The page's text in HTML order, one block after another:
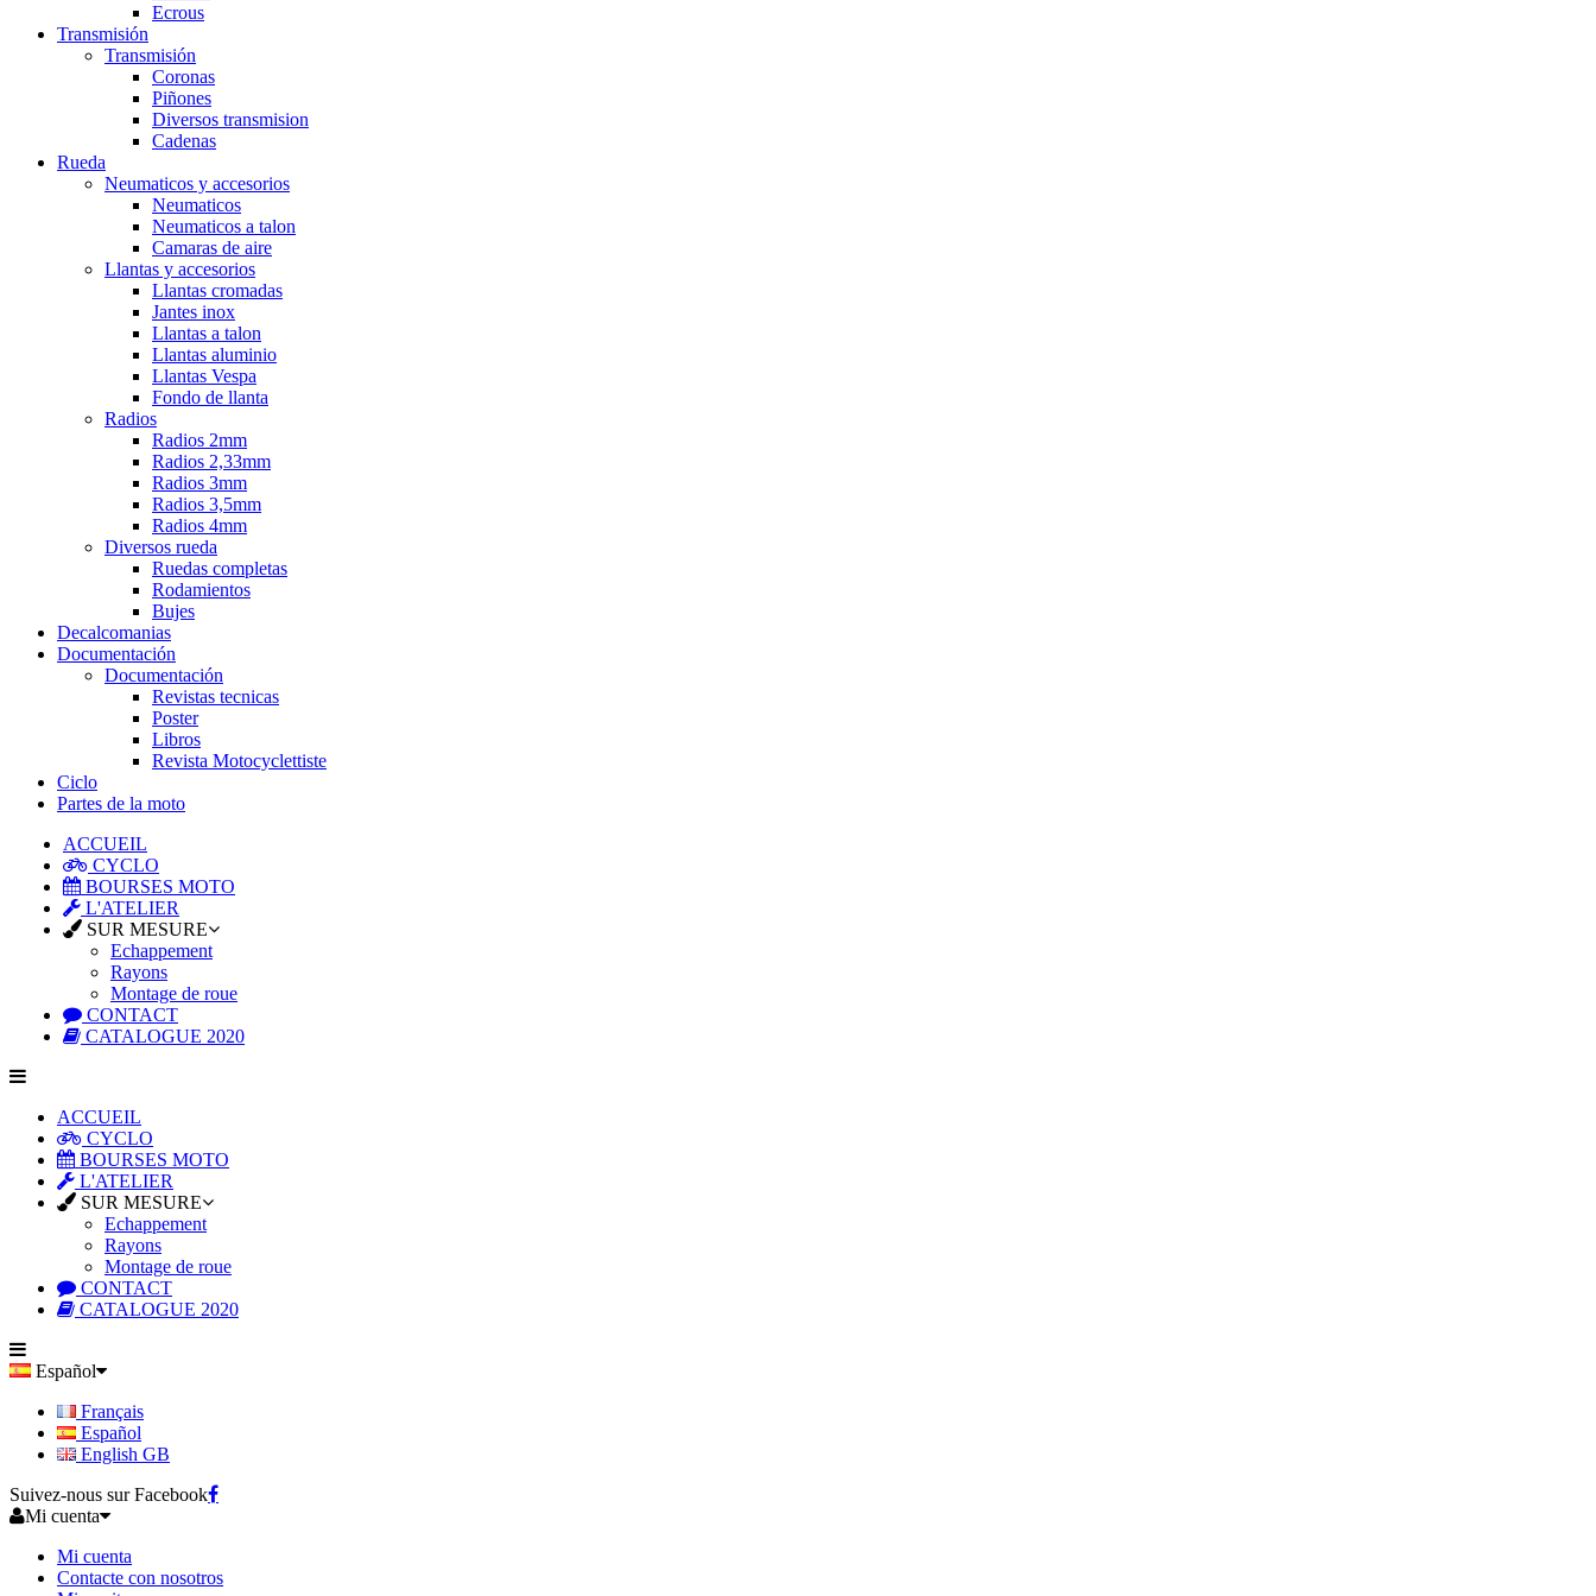
Ecrous
Transmisión
Transmisión
Coronas
Piñones
Diversos transmision
Cadenas
Rueda
Neumaticos y accesorios
Neumaticos
Neumaticos a talon
Camaras de aire
Llantas y accesorios
Llantas cromadas
Jantes inox
Llantas a talon
Llantas aluminio
Llantas Vespa
Fondo de llanta
Radios
Radios 2mm
Radios 2,33mm
Radios 3mm
Radios 3,5mm
Radios 4mm
Diversos rueda
Ruedas completas
Rodamientos
Bujes
Decalcomanias
Documentación
Documentación
Revistas tecnicas
Poster
Libros
Revista Motocyclettiste
Ciclo
Partes de la moto
ACCUEIL
CYCLO
BOURSES MOTO
L'ATELIER
SUR MESURE
Echappement
Rayons
Montage de roue
CONTACT
CATALOGUE 2020
ACCUEIL
CYCLO
BOURSES MOTO
L'ATELIER
SUR MESURE
Echappement
Rayons
Montage de roue
CONTACT
CATALOGUE 2020
Español
Français
Español
English GB
Suivez-nous sur Facebook
Mi cuenta
Mi cuenta
Contacte con nosotros